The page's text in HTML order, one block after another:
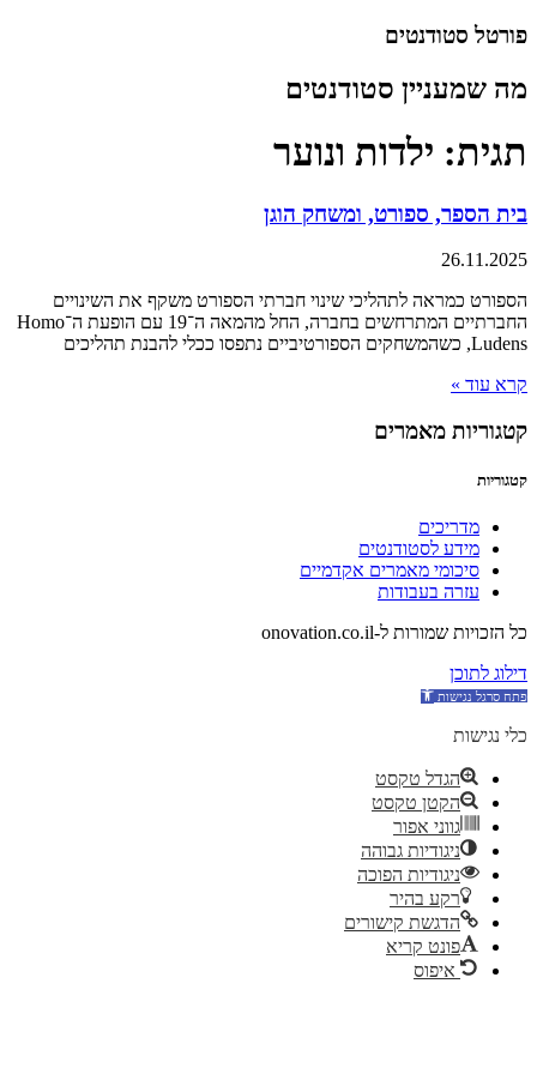
דלג
פורטל סטודנטים
מה שמעניין סטודנטים
תגית: ילדות ונוער
בית הספר, ספורט, ומשחק הוגן
26.11.2025
הספורט כמראה לתהליכי שינוי חברתי הספורט משקף את השינויים
החברתיים המתרחשים בחברה, החל מהמאה ה־19 עם הופעת ה־Homo
Ludens, כשהמשחקים הספורטיביים נתפסו ככלי להבנת תהליכים
קרא עוד »
קטגוריות מאמרים
קטגוריות
מדריכים
מידע לסטודנטים
סיכומי מאמרים אקדמיים
עזרה בעבודות
כל הזכויות שמורות ל-onovation.co.il
דילוג לתוכן
כלי נגישות
הגדל טקסט
הקטן טקסט
גווני אפור
ניגודיות גבוהה
ניגודיות הפוכה
רקע בהיר
הדגשת קישורים
פונט קריא
איפוס